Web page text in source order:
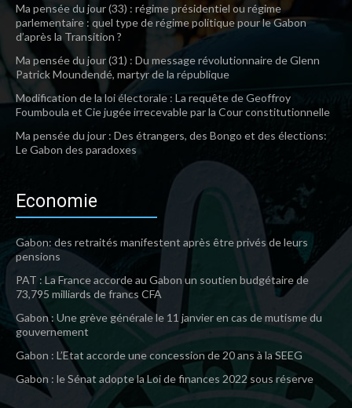
Ma pensée du jour (33) : régime présidentiel ou régime
parlementaire : quel type de régime politique pour le Gabon
d’après la Transition ?
Ma pensée du jour (31) : Du message révolutionnaire de Glenn
Patrick Moundendé, martyr de la république
Modification de la loi électorale : La requête de Geoffroy
Foumboula et Cie jugée irrecevable par la Cour constitutionnelle
Ma pensée du jour : Des étrangers, des Bongo et des élections:
Le Gabon des paradoxes
Economie
Gabon: des retraités manifestent après être privés de leurs
pensions
PAT : La France accorde au Gabon un soutien budgétaire de
73,795 milliards de francs CFA
Gabon : Une grève générale le 11 janvier en cas de mutisme du
gouvernement
Gabon : L’Etat accorde une concession de 20 ans à la SEEG
Gabon : le Sénat adopte la Loi de finances 2022 sous réserve